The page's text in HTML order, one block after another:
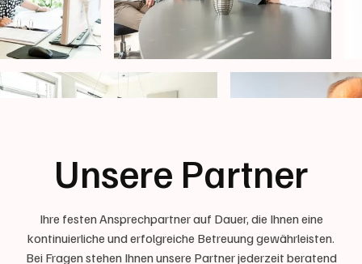
Unsere Partner
Ihre festen Ansprechpartner auf Dauer, die Ihnen eine
kontinuierliche und erfolgreiche Betreuung gewährleisten.
Bei Fragen stehen Ihnen unsere Partner jederzeit beratend